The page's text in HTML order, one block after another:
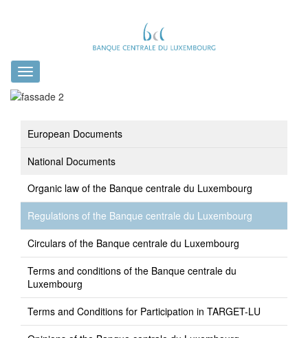
Toggle
navigation
European Documents
National Documents
Organic law of the Banque centrale du Luxembourg
Regulations of the Banque centrale du Luxembourg
Circulars of the Banque centrale du Luxembourg
Terms and conditions of the Banque centrale du
Luxembourg
Terms and Conditions for Participation in TARGET-LU